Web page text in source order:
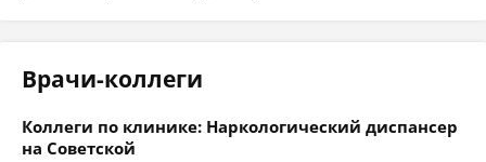
Врачи-коллеги
Коллеги по клинике: Наркологический диспансер
на Советской